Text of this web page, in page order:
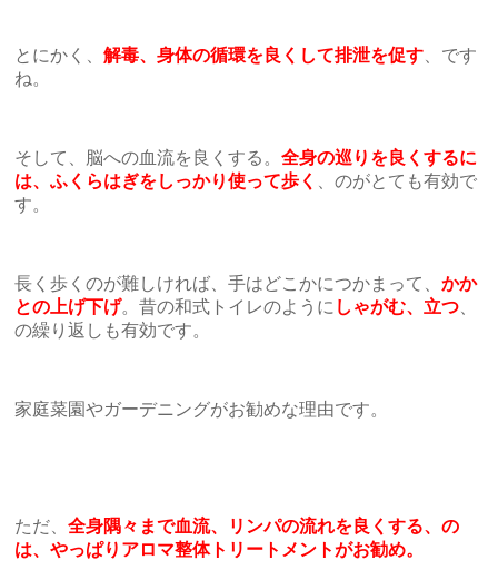
とにかく、 解毒、身体の循環を良くして排泄を促す 、です
ね。
そして、脳への血流を良くする。 全身の巡りを良くするに
は、ふくらはぎをしっかり使って歩く
、のがとても有効で
す。
長く歩くのが難しければ、手はどこかにつかまって、 かか
との上げ下げ。昔の和式トイレのように しゃがむ、立つ
の繰り返しも有効です。
家庭菜園やガーデニングがお勧めな理由です。
ただ、 全身隅々まで血流、リンパの流れを良くする、の
は、やっぱりアロマ整体トリートメントがお勧め。